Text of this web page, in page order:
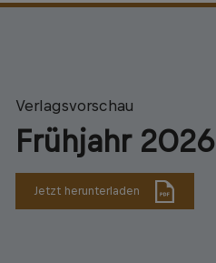
Verlagsvorschau
Frühjahr 2026
Jetzt herunterladen